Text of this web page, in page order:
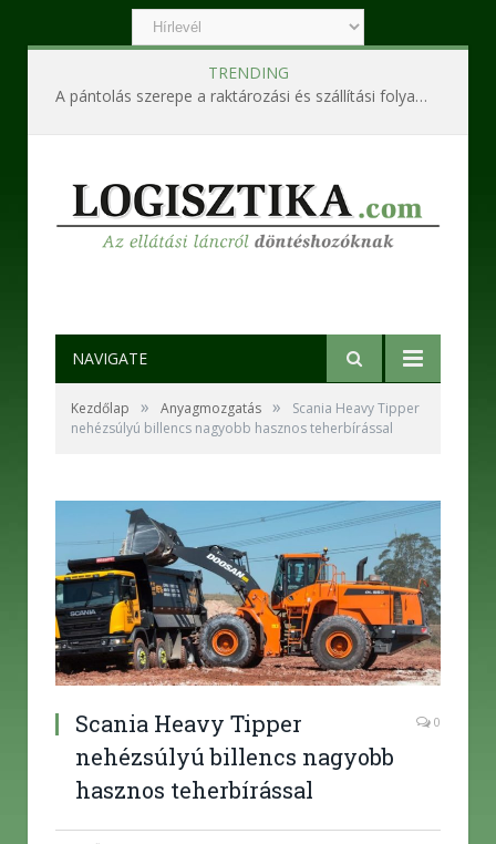
TRENDING
A pántolás szerepe a raktározási és szállítási folyamatokban
NAVIGATE
Kezdőlap » Anyagmozgatás »
Scania Heavy Tipper
nehézsúlyú billencs nagyobb hasznos teherbírással
Scania Heavy Tipper
nehézsúlyú billencs nagyobb
hasznos teherbírással
0